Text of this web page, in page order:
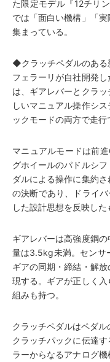
た限定モデル『12チリ
では「面白い機構」「
集まっている。
◆クラッチペダルのある
フェラーリが自社開発
は、ギアレバーとクラ
しいマニュアル操作シ
ックモードの両方で走行
マニュアルモードは前
グホイールのパドルシ
ダルによる操作に集約
の決断であり、ドライ
した設計思想を反映した
ギアレバーは高強度鋼
量は3.5kg未満。センサ
ギアの同期・締結・解
現する。ギアが正しく
組みも持つ。
クラッチペダルはペダ
クラッチパックに伝達
ラーからなるアナログ